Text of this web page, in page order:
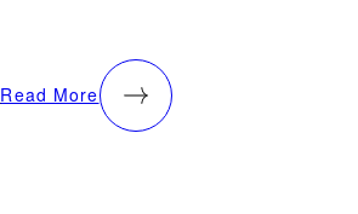
Read More